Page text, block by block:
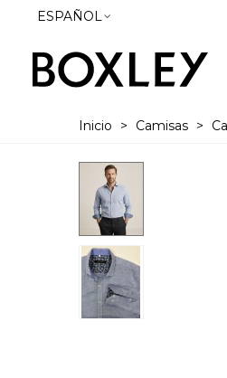
ESPAÑOL
Inicio > Camisas >